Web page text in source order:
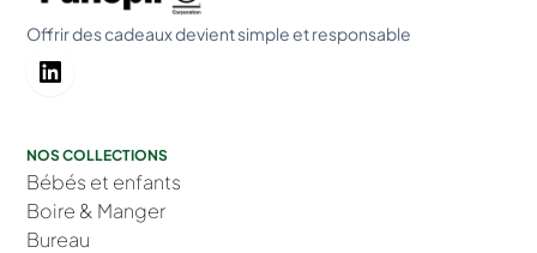
Offrir des cadeaux devient simple et responsable
NOS COLLECTIONS
Bébés et enfants
Boire & Manger
Bureau